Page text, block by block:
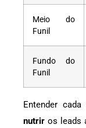
Meio do
Funil
Fundo do
Funil
Entender
nutrir os leads